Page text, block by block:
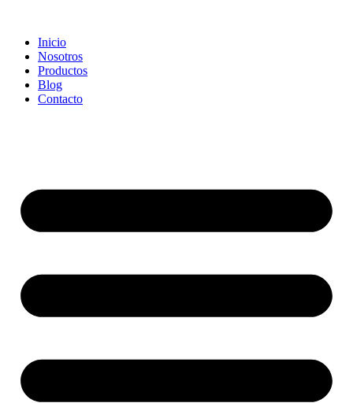
Inicio
Nosotros
Productos
Blog
Contacto